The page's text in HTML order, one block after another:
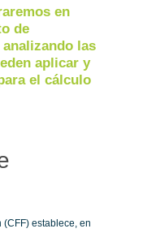
en
de
las
aplicar y
el cálculo
establece, en